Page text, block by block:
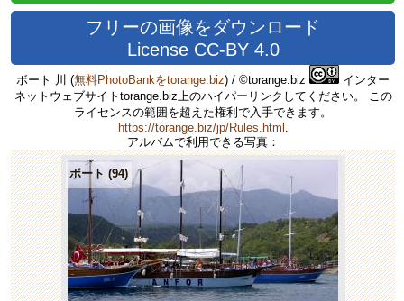
フリーの画像をダウンロード
License CC-BY 4.0
ボート 川 (無料PhotoBankをtorange.biz) / ©torange.biz
インター
ネットウェブサイトtorange.biz上のハイパーリンクしてください。 この
ライセンスの範囲を超えた権利で入手できます。
https://torange.biz/jp/Rules.html
アルバムで利用できる写真：
ボート (94)